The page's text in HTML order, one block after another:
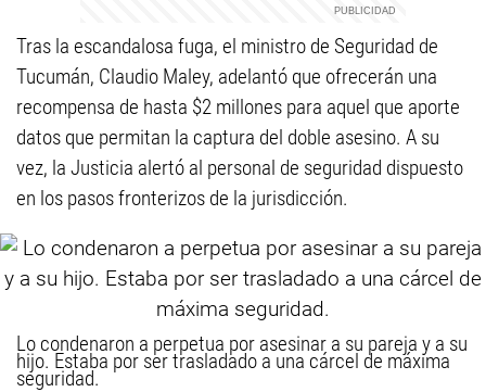
Tras la escandalosa fuga, el ministro de Seguridad de
Tucumán, Claudio Maley, adelantó que ofrecerán una
recompensa de hasta $2 millones para aquel que aporte
datos que permitan la captura del doble asesino. A su
vez, la Justicia alertó al personal de seguridad dispuesto
en los pasos fronterizos de la jurisdicción.
Lo condenaron a perpetua por asesinar a su pareja y a su
hijo. Estaba por ser trasladado a una cárcel de máxima
seguridad.